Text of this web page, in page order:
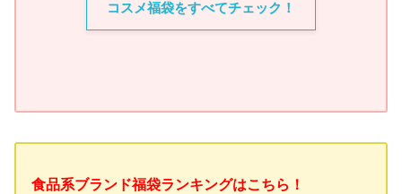
コスメ福袋をすべてチェック！
食品系ブランド福袋ランキングはこちら！